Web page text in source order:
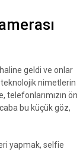
haline geldi ve onlar
nimetlerin
telefonlarımızın ön
bu küçük göz,
yapmak, selfie